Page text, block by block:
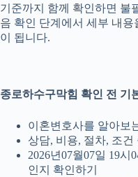
기준까지 함께 확인하면 불
음 확인 단계에서 세부 내
이 됩니다.
종로하수구막힘 확인 전 기
이혼변호사를 알아보
상담, 비용, 절차, 조건
2026년07월07일 19
인지 확인하기